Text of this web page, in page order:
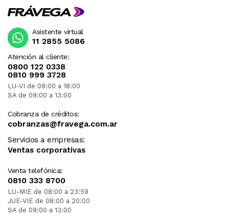
Atención al cliente:
0800 122 0338
0810 999 3728
LU-VI de 09:00 a 18:00
SA de 09:00 a 13:00
Cobranza de créditos:
cobranzas@fravega.com.ar
Servicios a empresas:
Ventas corporativas
Venta telefónica:
0810 333 8700
LU-MIE de 08:00 a 23:59
JUE-VIE de 08:00 a 20:00
SA de 09:00 a 13:00
Asistente virtual
11 2855 5086